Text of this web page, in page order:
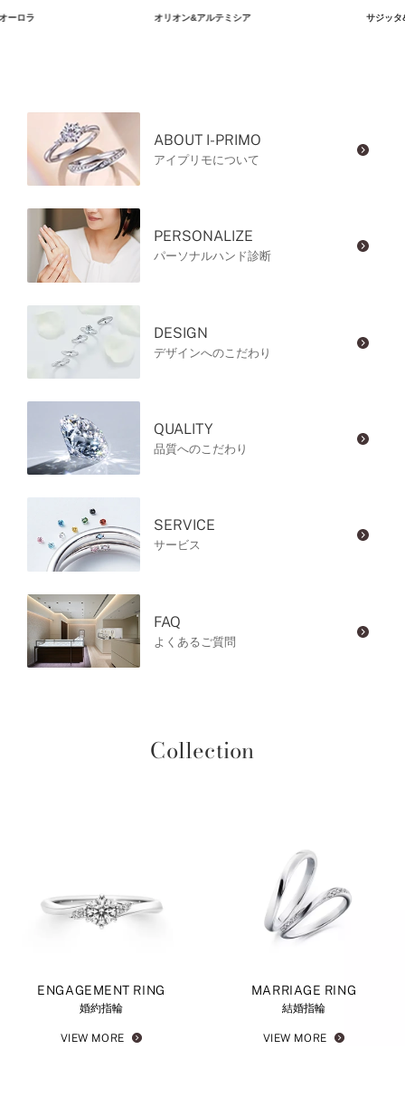
ーロラ オリオン&アルテミシア サジッタ
ABOUT I-PRIMO
アイプリモについて
PERSONALIZE
パーソナルハンド診断
DESIGN
デザインへのこだわり
QUALITY
品質へのこだわり
SERVICE
サービス
FAQ
よくあるご質問
Collection
ENGAGEMENT RING
婚約指輪
VIEW MORE
MARRIAGE RING
結婚指輪
VIEW MORE